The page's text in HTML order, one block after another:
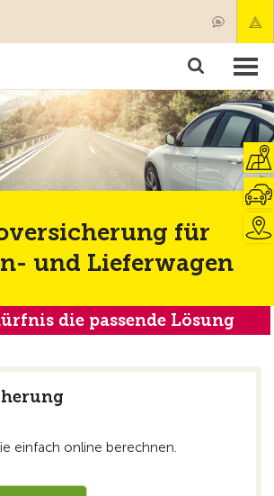
für
und Lieferwagen
die passende Lösung
einfach online berechnen.